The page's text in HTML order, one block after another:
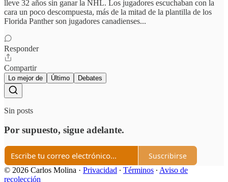
lleve 32 años sin ganar la NHL. Los jugadores escuchaban con la
cara un poco descompuesta, más de la mitad de la plantilla de los
Florida Panther son jugadores canadienses...
Responder
Compartir
Lo mejor de Último Debates
Sin posts
Por supuesto, sigue adelante.
Suscribirse
© 2026 Carlos Molina · Privacidad ∙ Términos ∙ Aviso de
recolección